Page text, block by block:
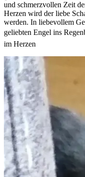
und schmerzvollen Zeit
Herzen wird der liebe
werden. In liebevollem
geliebten Engel ins
im Herzen